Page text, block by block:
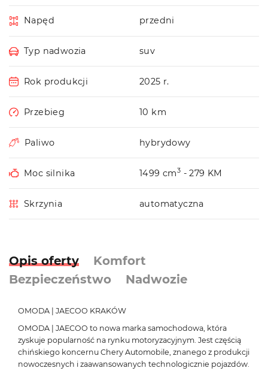
Napęd przedni
Typ nadwozia suv
Rok produkcji 2025 r.
Przebieg 10 km
Paliwo hybrydowy
Moc silnika 1499 cm3 - 279 KM
Skrzynia automatyczna
Opis oferty
Komfort
Bezpieczeństwo
Nadwozie
OMODA | JAECOO KRAKÓW
OMODA | JAECOO to nowa marka samochodowa, która
zyskuje popularność na rynku motoryzacyjnym. Jest częścią
chińskiego koncernu Chery Automobile, znanego z produkcji
nowoczesnych i zaawansowanych technologicznie pojazdów.